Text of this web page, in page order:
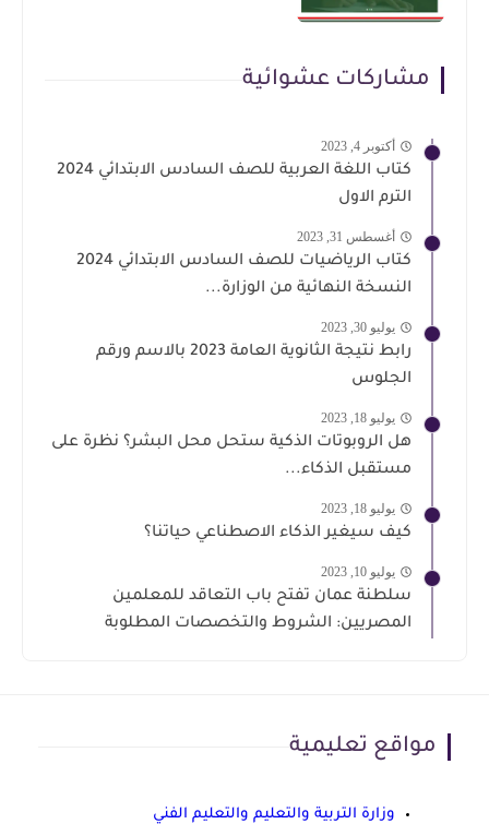
مشاركات عشوائية
أكتوبر 4, 2023
كتاب اللغة العربية للصف السادس الابتدائي 2024
الترم الاول
أغسطس 31, 2023
كتاب الرياضيات للصف السادس الابتدائي 2024
النسخة النهائية من الوزارة...
يوليو 30, 2023
رابط نتيجة الثانوية العامة 2023 بالاسم ورقم
الجلوس
يوليو 18, 2023
هل الروبوتات الذكية ستحل محل البشر؟ نظرة على
مستقبل الذكاء...
يوليو 18, 2023
كيف سيغير الذكاء الاصطناعي حياتنا؟
يوليو 10, 2023
سلطنة عمان تفتح باب التعاقد للمعلمين
المصريين: الشروط والتخصصات المطلوبة
مواقع تعليمية
وزارة التربية والتعليم والتعليم الفني